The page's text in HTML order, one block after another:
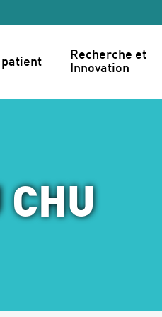
patient
Recherche et
Innovation
CHU